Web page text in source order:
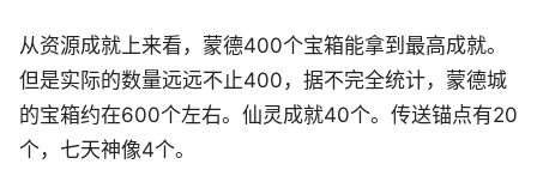
从资源成就上来看，蒙德400个宝箱能拿到最高成就。
但是实际的数量远远不止400，据不完全统计，蒙德城
的宝箱约在600个左右。仙灵成就40个。传送锚点有20
个，七天神像4个。